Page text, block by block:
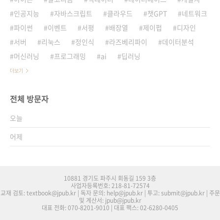
인공지능
자바스크립트 클라우드 챗GPT
네트워크
파이썬
이벤트 서평 배장열 제이펍
디자인
서버
리눅스 정인식 라즈베리파이
데이터분석
머신러닝
프로그래밍 ai 딥러닝
더보기
전체 방문자
오늘
어제
10881 경기도 파주시 회동길 159 3층
사업자등록번호: 218-81-72574
교재 검토: textbook@jpub.kr | 독자 문의: help@jpub.kr | 투고: submit@jpub.kr | 주문
및 계산서: jpub@jpub.kr
대표 전화: 070-8201-9010 | 대표 팩스: 02-6280-0405